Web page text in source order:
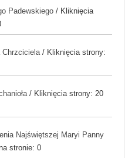
Padewskiego / Kliknięcia
Chrzciciela / Kliknięcia strony:
/ Kliknięcia strony: 20
Najświętszej Maryi Panny
stronie: 0